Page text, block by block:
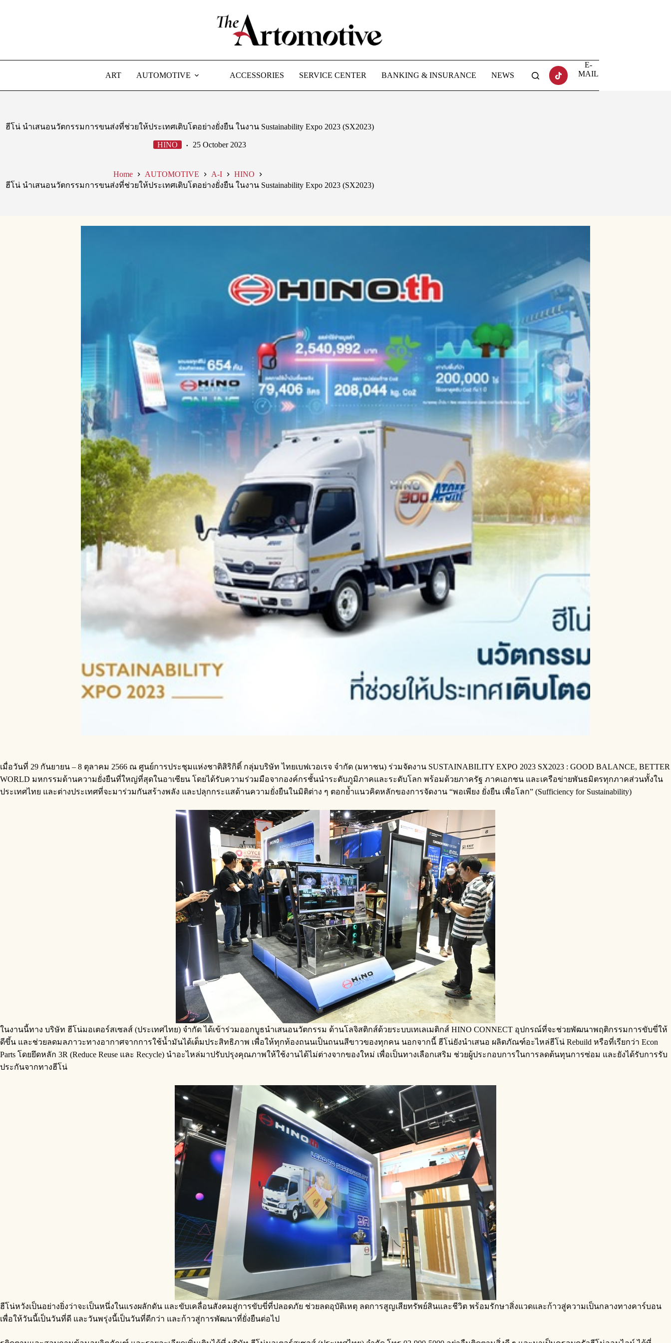
ART AUTOMOTIVE ACCESSORIES SERVICE CENTER BANKING & INSURANCE NEWS
E-
MAIL
ฮีโน่ นำเสนอนวัตกรรมการขนส่งที่ช่วยให้ประเทศเติบโตอย่างยั่งยืน ในงาน Sustainability Expo 2023 (SX2023)
HINO 25 October 2023
Home AUTOMOTIVE A-I
HINO
ฮีโน่ นำเสนอนวัตกรรมการขนส่งที่ช่วยให้ประเทศเติบโตอย่างยั่งยืน ในงาน Sustainability Expo 2023 (SX2023)
เมื่อวันที่ 29 กันยายน – 8 ตุลาคม 2566 ณ ศูนย์การประชุมแห่งชาติสิริกิติ์ กลุ่มบริษัท ไทยเบฟเวอเรจ จำกัด (มหาชน) ร่วมจัดงาน SUSTAINABILITY EXPO 2023 SX2023 : GOOD BALANCE, BETTER
WORLD มหกรรมด้านความยั่งยืนที่ใหญ่ที่สุดในอาเซียน โดยได้รับความร่วมมือจากองค์กรชั้นนำระดับภูมิภาคและระดับโลก พร้อมด้วยภาครัฐ ภาคเอกชน และเครือข่ายพันธมิตรทุกภาคส่วนทั้งใน
ประเทศไทย และต่างประเทศที่จะมาร่วมกันสร้างพลัง และปลุกกระแสด้านความยั่งยืนในมิติต่าง ๆ ตอกย้ำแนวคิดหลักของการจัดงาน “พอเพียง ยั่งยืน เพื่อโลก” (Sufficiency for Sustainability)
ในงานนี้ทาง บริษัท ฮีโน่มอเตอร์สเซลส์ (ประเทศไทย) จำกัด ได้เข้าร่วมออกบูธนำเสนอนวัตกรรม ด้านโลจิสติกส์ด้วยระบบเทเลเมติกส์ HINO CONNECT อุปกรณ์ที่จะช่วยพัฒนาพฤติกรรมการขับขี่ให้
ดีขึ้น และช่วยลดมลภาวะทางอากาศจากการใช้น้ำมันได้เต็มประสิทธิภาพ เพื่อให้ทุกท้องถนนเป็นถนนสีขาวของทุกคน นอกจากนี้ ฮีโน่ยังนำเสนอ ผลิตภัณฑ์อะไหล่ฮีโน่ Rebuild หรือที่เรียกว่า Econ
Parts โดยยึดหลัก 3R (Reduce Reuse และ Recycle) นำอะไหล่มาปรับปรุงคุณภาพให้ใช้งานได้ไม่ต่างจากของใหม่ เพื่อเป็นทางเลือกเสริม ช่วยผู้ประกอบการในการลดต้นทุนการซ่อม และยังได้รับการรับ
ประกันจากทางฮีโน่
ฮีโน่หวังเป็นอย่างยิ่งว่าจะเป็นหนึ่งในแรงผลักดัน และขับเคลื่อนสังคมสู่การขับขี่ที่ปลอดภัย ช่วยลดอุบัติเหตุ ลดการสูญเสียทรัพย์สินและชีวิต พร้อมรักษาสิ่งแวดและก้าวสู่ความเป็นกลางทางคาร์บอน
เพื่อให้วันนี้เป็นวันที่ดี และวันพรุ่งนี้เป็นวันที่ดีกว่า และก้าวสู่การพัฒนาที่ยั่งยืนต่อไป